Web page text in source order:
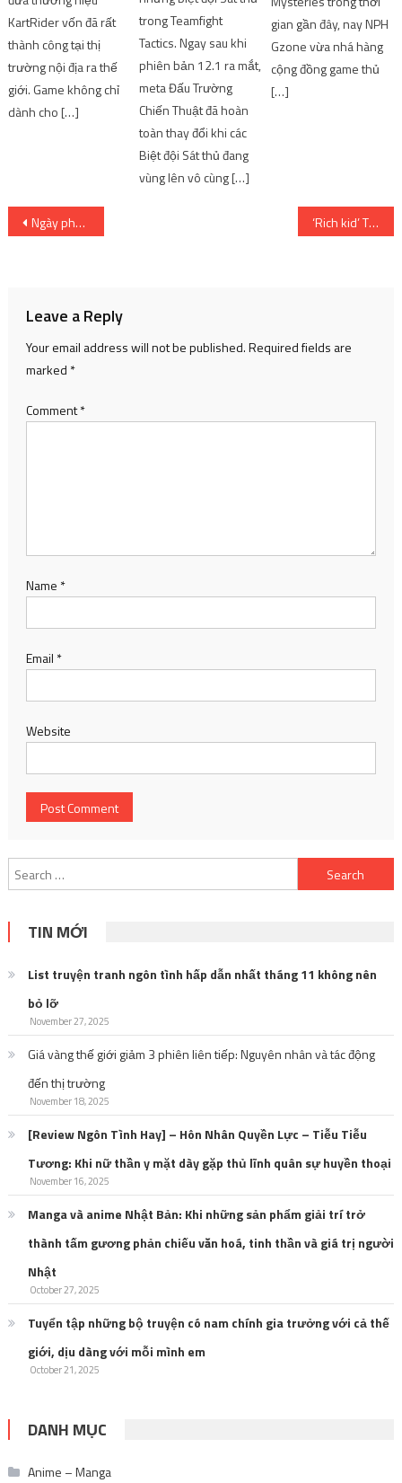
KartRider vốn đã rất
thành công tại thị
trường nội địa ra thế
giới. Game không chỉ
dành cho […]
trong Teamfight
Tactics. Ngay sau khi
phiên bản 12.1 ra mắt,
meta Đấu Trường
Chiến Thuật đã hoàn
toàn thay đổi khi các
Biệt đội Sát thủ đang
vùng lên vô cùng […]
gian gần đây, nay NPH
Gzone vừa nhá hàng
cộng đồng game thủ
[…]
Post
Ngày phát hành mới được công bố ‘Rich kid’ Tiên Nguyễn khoe gu thời trang đẳng cấp tại Tuần lễ thời trang Milan
Leave a Reply
Your email address will not be published.Required fields are
marked *
Comment*
Name *
Email *
Website
Search
for:
TIN MỚI
List truyện tranh ngôn tình hấp dẫn nhất tháng 11 không nên
bỏ lỡ
November 27, 2025
Giá vàng thế giới giảm 3 phiên liên tiếp: Nguyên nhân và tác động
đến thị trường
November 18, 2025
[Review Ngôn Tình Hay] – Hôn Nhân Quyền Lực – Tiễu Tiễu
Tương: Khi nữ thần y mặt dày gặp thủ lĩnh quân sự huyền thoại
November 16, 2025
Manga và anime Nhật Bản: Khi những sản phẩm giải trí trở
thành tấm gương phản chiếu văn hoá, tinh thần và giá trị người
Nhật
October 27, 2025
Tuyển tập những bộ truyện có nam chính gia trưởng với cả thế
giới, dịu dàng với mỗi mình em
October 21, 2025
DANH MỤC
Anime – Manga